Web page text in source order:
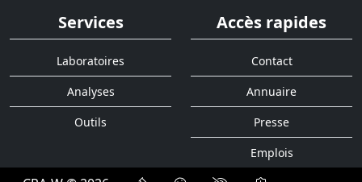
Services
Laboratoires
Analyses
Outils
Accès rapides
Contact
Annuaire
Presse
Emplois